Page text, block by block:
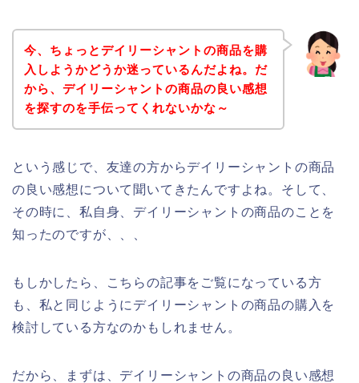
今、ちょっとデイリーシャントの商品を購
入しようかどうか迷っているんだよね。だ
から、デイリーシャントの商品の良い感想
を探すのを手伝ってくれないかな～
という感じで、友達の方からデイリーシャントの商品
の良い感想について聞いてきたんですよね。そして、
その時に、私自身、デイリーシャントの商品のことを
知ったのですが、、、
もしかしたら、こちらの記事をご覧になっている方
も、私と同じようにデイリーシャントの商品の購入を
検討している方なのかもしれません。
だから、まずは、デイリーシャントの商品の良い感想